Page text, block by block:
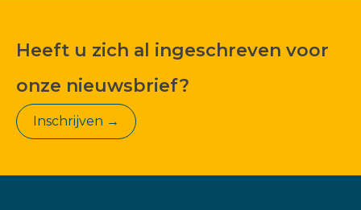
Heeft u zich al ingeschreven voor
onze nieuwsbrief?
Inschrijven →